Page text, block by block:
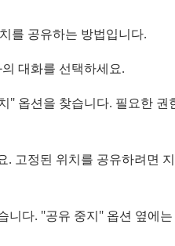
를 공유하는 방법입니다.
대화를 선택하세요.
" 옵션을 찾습니다. 필요한
고정된 위치를 공유하려면
다. "공유 중지" 옵션 옆에